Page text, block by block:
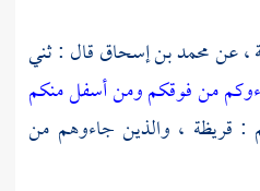
،عنمحمد بن إسحاققال : ثني
من فوقكم ومن أسفل منكم
: قريظة ، والذين جاءوهم من